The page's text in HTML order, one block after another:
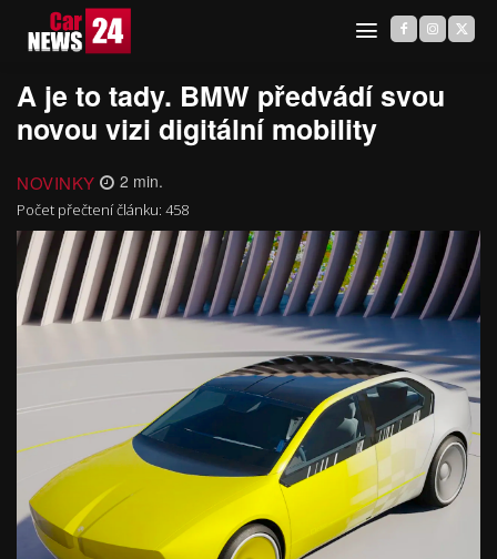
A je to tady. BMW předvádí svou
novou vizi digitální mobility
NOVINKY 2 min.
Počet přečtení článku: 458